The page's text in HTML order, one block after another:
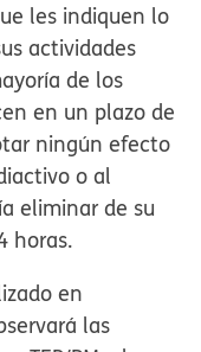
les indiquen lo
actividades
de los
en un plazo de
ningún efecto
o al
eliminar de su
horas.
en
las